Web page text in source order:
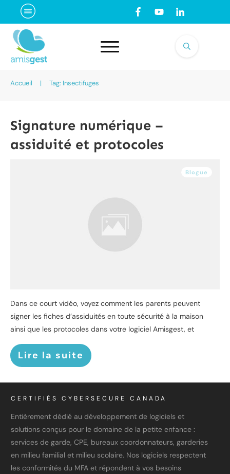
Accueil | Tag: Insectifuges
Signature numérique –
assiduité et protocoles
Blogue
Dans ce court vidéo, voyez comment les parents peuvent
signer les fiches d’assiduités en toute sécurité à la maison
ainsi que les protocoles dans votre logiciel Amisgest, et
Lire la suite
CERTIFIÉS CYBERSECURE CANADA
Entièrement dédié au développement de logiciels et
solutions conçus pour le domaine de la petite enfance :
services de garde, CPE, bureaux coordonnateurs, garderies
en milieu familial et milieu scolaire. Nos logiciels respectent
les conformités du MFA et répondent à vos besoins